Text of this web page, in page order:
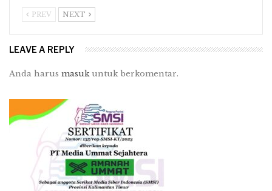
PREV NEXT
LEAVE A REPLY
Anda harus masukuntuk berkomentar.